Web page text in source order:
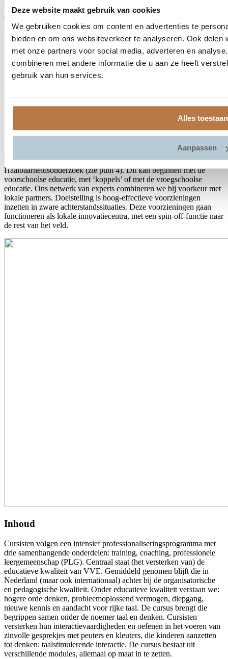
Deze website maakt gebruik van cookies
We gebruiken cookies om content en advertenties te
bieden en om ons websiteverkeer te analyseren. Ook
met onze partners voor social media, adverteren en
combineren met andere informatie die u aan ze heeft
gebruik van hun services.
Alles toestaan
Aanpassen
Vinci kan voor gemeenten, schoolbesturen, voorschoolorganisaties
en landelijke platforms en overheden de volgende activiteiten
uitvoeren:
Informatief of verkennend gesprek over Top VVE
Kosten: gratis
Presentatie Top VVE op info-bijeenkomst
Inspiratiebijeenkomst Top VVE
Haalbaarheidsonderzoek en -advies Top VVE
Kosten: afhankelijk van omvang gemeente € 4.000,- - €
Kostenbepaling op basis van haalbaarheidsonderzoek,
We starten een Top VVE-traject in uw gemeente op basis van het
Haalbaarheidsonderzoek (zie punt 4). Dit kan beginnen met de
voorschoolse educatie, met ‘koppels’ of met de vroegschoolse
educatie. Ons netwerk van experts combineren we bij voorkeur met
lokale partners. Doelstelling is hoog-effectieve voorzieningen
inzetten in zware achterstandssituaties. Deze voorzieningen gaan
functioneren als lokale innovatiecentra, met een spin-off-functie naar
de rest van het veld.
Inhoud
Cursisten volgen een intensief professionaliseringsprogramma met
drie samenhangende onderdelen: training, coaching, professionele
leergemeenschap (PLG). Centraal staat (het versterken van) de
educatieve kwaliteit van VVE. Gemiddeld genomen blijft die in
Nederland (maar ook internationaal) achter bij de organisatorische
en pedagogische kwaliteit. Onder educatieve kwaliteit verstaan we:
hogere orde denken, probleemoplossend vermogen, diepgang,
nieuwe kennis en aandacht voor rijke taal. De cursus brengt die
begrippen samen onder de noemer taal en denken. Cursisten
versterken hun interactievaardigheden en oefenen in het voeren van
zinvolle gesprekjes met peuters en kleuters, die kinderen aanzetten
tot denken: taalstimulerende interactie. De cursus bestaat uit
verschillende modules, allemaal op maat in te zetten.